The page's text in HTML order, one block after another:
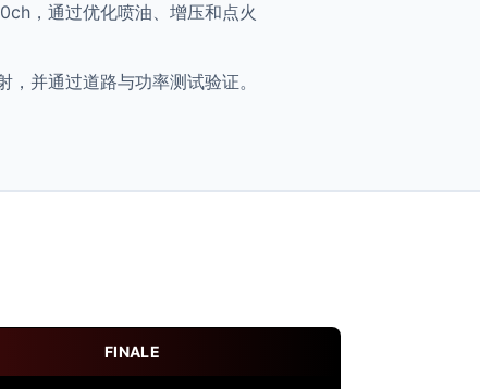
，通过优化喷油、增压和点火
并通过道路与功率测试验证。
FINALE